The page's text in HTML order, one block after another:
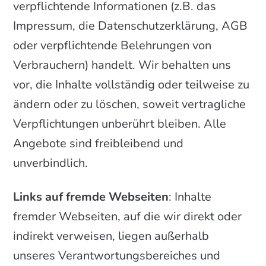
verpflichtende Informationen (z.B. das
Impressum, die Datenschutzerklärung, AGB
oder verpflichtende Belehrungen von
Verbrauchern) handelt. Wir behalten uns
vor, die Inhalte vollständig oder teilweise zu
ändern oder zu löschen, soweit vertragliche
Verpflichtungen unberührt bleiben. Alle
Angebote sind freibleibend und
unverbindlich.
Links auf fremde Webseiten: Inhalte
fremder Webseiten, auf die wir direkt oder
indirekt verweisen, liegen außerhalb
unseres Verantwortungsbereiches und